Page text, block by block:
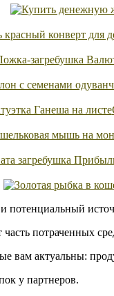
потенциальный
потраченных
вам актуальны:
у партнеров.